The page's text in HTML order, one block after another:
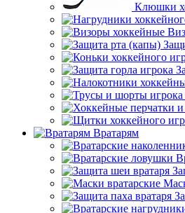
Клюшки
Вратарям